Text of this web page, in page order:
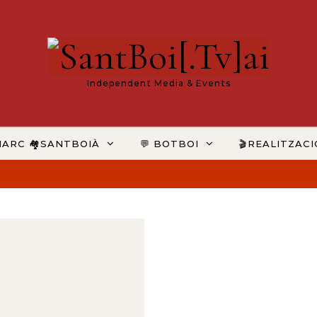
Independent Media & Events
🏘️SANTBOIÀ 💬 BOTBOI